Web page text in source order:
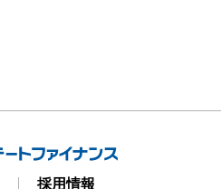
採用情報